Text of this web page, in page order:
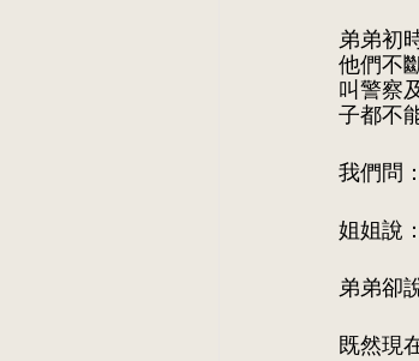
弟弟初
他們不
叫警察
子都不
我們問
姐姐說
弟弟卻
既然現